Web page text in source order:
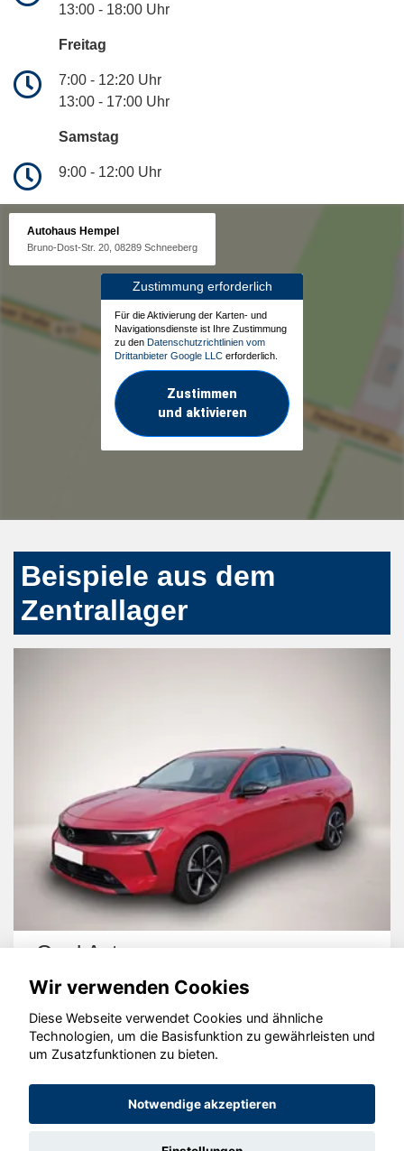
13:00 - 18:00 Uhr
Freitag
7:00 - 12:20 Uhr
13:00 - 17:00 Uhr
Samstag
9:00 - 12:00 Uhr
Autohaus Hempel
Bruno-Dost-Str. 20, 08289 Schneeberg
Zustimmung erforderlich
Für die Aktivierung der Karten- und
Navigationsdienste ist Ihre Zustimmung
zu den Datenschutzrichtlinien vom
Drittanbieter Google LLC erforderlich.
Zustimmen
und aktivieren
Beispiele aus dem
Zentrallager
Opel Astra
© konjunkturmotor.de GmbH 2020 - 2026
Wir verwenden Cookies
Diese Webseite verwendet Cookies und ähnliche
Technologien, um die Basisfunktion zu gewährleisten und
um Zusatzfunktionen zu bieten.
Notwendige akzeptieren